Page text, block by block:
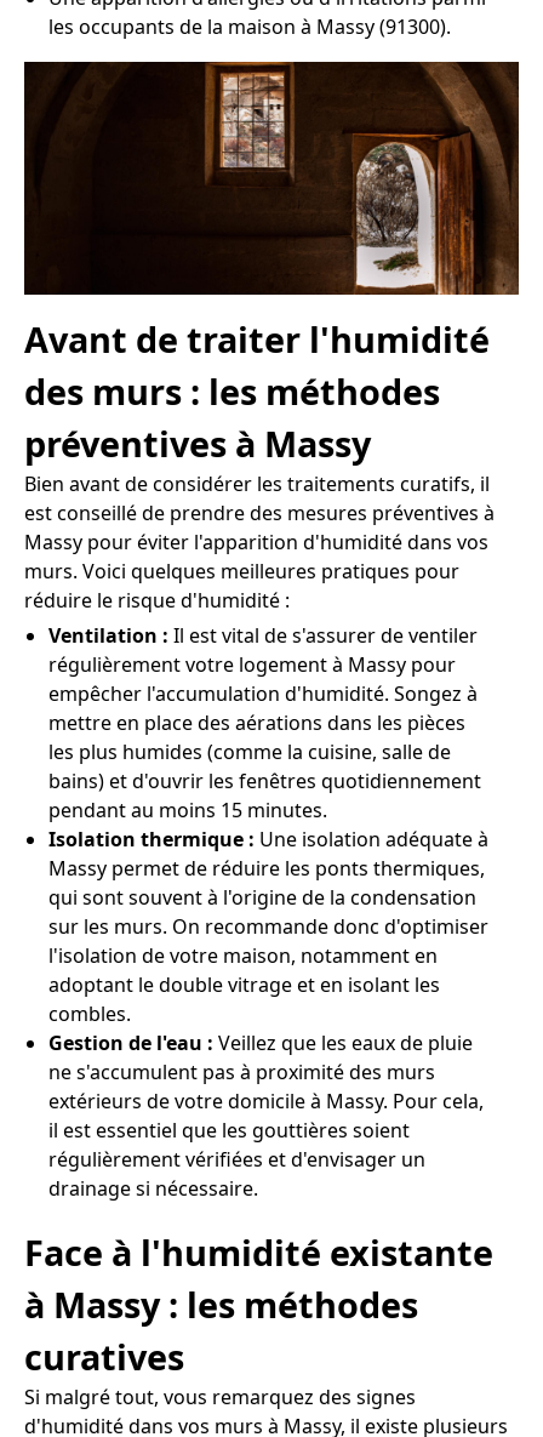
les occupants de la maison à Massy (91300).
Avant de traiter l'humidité
des murs : les méthodes
préventives à Massy
Bien avant de considérer les traitements curatifs, il
est conseillé de prendre des mesures préventives à
Massy pour éviter l'apparition d'humidité dans vos
murs. Voici quelques meilleures pratiques pour
réduire le risque d'humidité :
Ventilation : Il est vital de s'assurer de ventiler
régulièrement votre logement à Massy pour
empêcher l'accumulation d'humidité. Songez à
mettre en place des aérations dans les pièces
les plus humides (comme la cuisine, salle de
bains) et d'ouvrir les fenêtres quotidiennement
pendant au moins 15 minutes.
Isolation thermique : Une isolation adéquate à
Massy permet de réduire les ponts thermiques,
qui sont souvent à l'origine de la condensation
sur les murs. On recommande donc d'optimiser
l'isolation de votre maison, notamment en
adoptant le double vitrage et en isolant les
combles.
Gestion de l'eau : Veillez que les eaux de pluie
ne s'accumulent pas à proximité des murs
extérieurs de votre domicile à Massy. Pour cela,
il est essentiel que les gouttières soient
régulièrement vérifiées et d'envisager un
drainage si nécessaire.
Face à l'humidité existante
à Massy : les méthodes
curatives
Si malgré tout, vous remarquez des signes
d'humidité dans vos murs à Massy, il existe plusieurs